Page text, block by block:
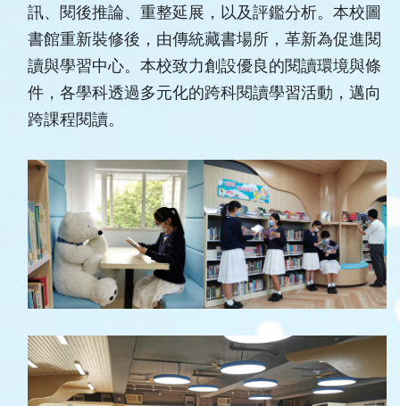
訊、閱後推論、重整延展，以及評鑑分析。本校圖
書館重新裝修後，由傳統藏書場所，革新為促進閱
讀與學習中心。本校致力創設優良的閱讀環境與條
件，各學科透過多元化的跨科閱讀學習活動，邁向
跨課程閱讀。